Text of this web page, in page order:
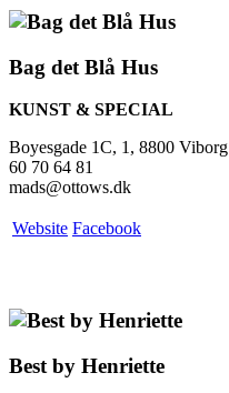
Bag det Blå Hus
KUNST & SPECIAL
Boyesgade 1C, 1, 8800 Viborg
60 70 64 81
mads@ottows.dk
Website Facebook
Best by Henriette